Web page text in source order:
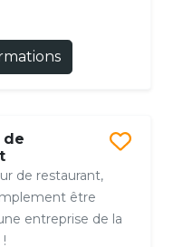
de
de restaurant,
être
entreprise de la